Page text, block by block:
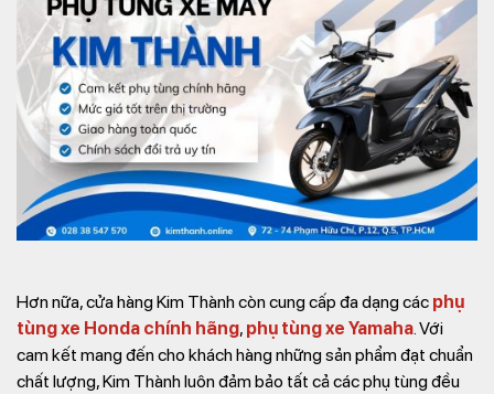
Hơn nữa, cửa hàng Kim Thành còn cung cấp đa dạng các phụ
tùng xe Honda chính hãng, phụ tùng xe Yamaha. Với
cam kết mang đến cho khách hàng những sản phẩm đạt chuẩn
chất lượng, Kim Thành luôn đảm bảo tất cả các phụ tùng đều